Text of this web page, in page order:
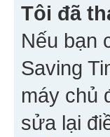
Tôi đã
Nếu bạn
Saving
máy chủ
sửa lại